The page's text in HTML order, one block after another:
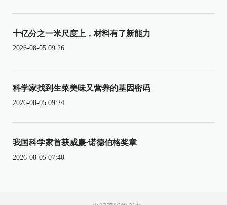
十亿分之一米尺度上，材料有了新能力
2026-08-05 09:26
科学家找到生菜美味又营养的基因密码
2026-08-05 09:24
我国科学家首获威廉·诺德伯格奖章
2026-08-05 07:40